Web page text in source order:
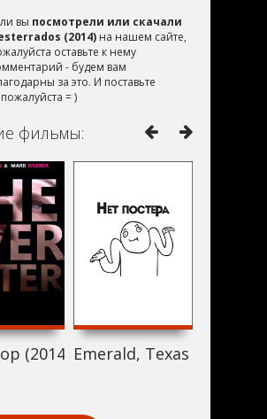
вы посмотрели или скачали
(2014) на нашем сайте,
оставьте к нему
- будем вам
за это. И поставьте
= )
фильмы:
(2014) Emerald, Texas (2014)